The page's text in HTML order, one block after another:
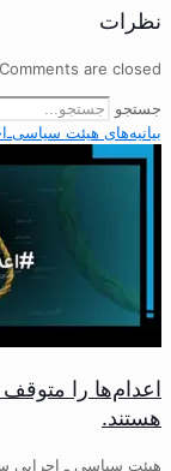
نظرات
Comments are closed.
جستجو
بیانیه‌های هیئت‌
اعدام‌ها را
هستند.
هیئت سیاسی ـ اجرایی